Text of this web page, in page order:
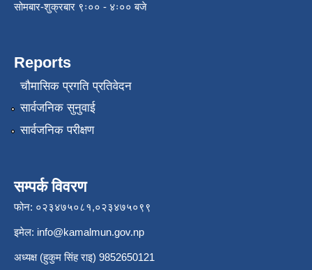
सोमबार-शुक्रबार ९ः०० - ४ः०० बजे
Reports
चौमासिक प्रगति प्रतिवेदन
सार्वजनिक सुनुवाई
सार्वजनिक परीक्षण
सम्पर्क विवरण
फोन: ०२३४७५०८१,०२३४७५०९९
इमेल: info@kamalmun.gov.np
अध्यक्ष (हुकुम सिंह राइ) 9852650121